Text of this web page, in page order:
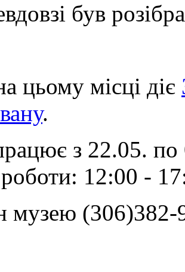
був
цьому місці діє
.
з 22.05. по
12:00 -
музею (306)382-